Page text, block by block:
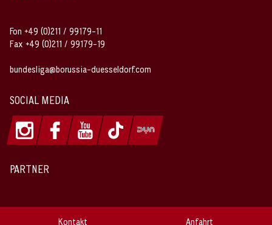
Fon +49 (0)211 / 99179-11
Fax +49 (0)211 / 99179-19
bundesliga@borussia-duesseldorf.com
SOCIAL MEDIA
PARTNER
Kontakt Anfahrt